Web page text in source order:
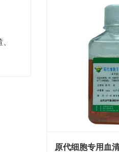
原代细胞专用血